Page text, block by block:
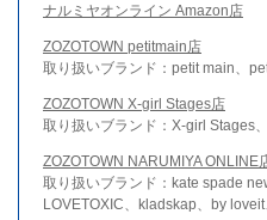
ナルミヤオンライン Amazon店
ZOZOTOWN petitmain店
取り扱いブランド：petit main、
ZOZOTOWN X-girl Stages店
取り扱いブランド：X-girl Stages
ZOZOTOWN NARUMIYA ONLINE
取り扱いブランド：kate spade
LOVETOXIC、kladskap、by